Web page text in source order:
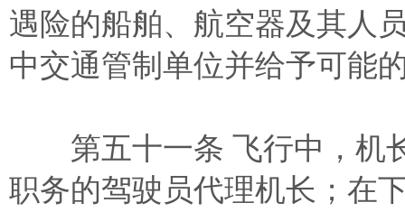
遇险的船舶、航空器及其人
中交通管制单位并给予可能
第五十一条 飞行中，机
职务的驾驶员代理机长；在